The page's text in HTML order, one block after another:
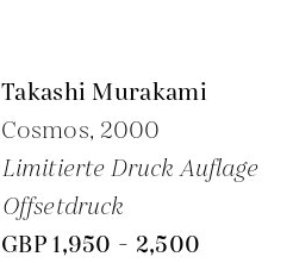
Takashi Murakami
Cosmos, 2000
Limitierte Druck Auflage
Offsetdruck
GBP 1,950 - 2,500